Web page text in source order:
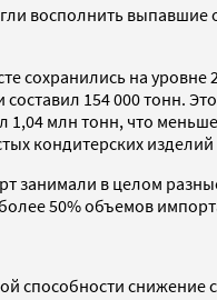
восполнить
сохранились на
154 000 тонн.
1,04 млн тонн, что
кондитерских изделий
занимали в целом
50% объемов
способности